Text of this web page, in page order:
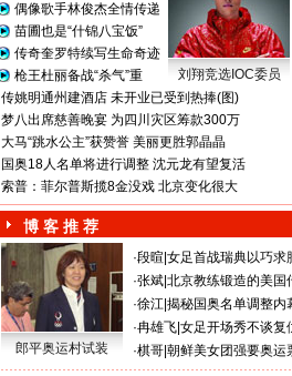
偶像歌手林俊杰全情传递
苗圃也是“什锦八宝饭”
传奇奎罗特续写生命奇迹
枪王杜丽备战“杀气”重
刘翔竞选IOC委员
传姚明通州建酒店 未开业已受到热捧(图)
梦八出席慈善晚宴 为四川灾区筹款300万
大马“跳水公主”获赞誉 美丽更胜郭晶晶
国奥18人名单将进行调整 沈元龙有望复活
索普：菲尔普斯揽8金没戏 北京变化很大
博 客 推 荐
郎平奥运村试装
·段暄 女足首战瑞典以巧求
·张斌 北京教练锻造的美国
·徐江 揭秘国奥名单调整内
·冉雄飞 女足开场秀不谈复
·棋哥 朝鲜美女团强要奥运